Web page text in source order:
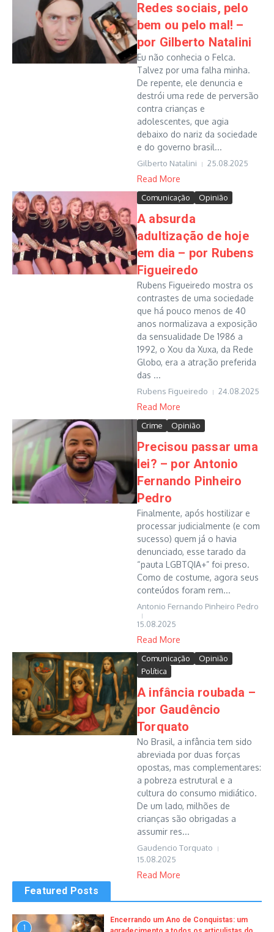
Redes sociais, pelo
bem ou pelo mal! –
por Gilberto Natalini
Eu não conhecia o Felca.
Talvez por uma falha minha.
De repente, ele denuncia e
destrói uma rede de perversão
contra crianças e
adolescentes, que agia
debaixo do nariz da sociedade
e do governo brasil...
Gilberto Natalini 25.08.2025
Read More
Comunicação Opinião
A absurda
adultização de hoje
em dia – por Rubens
Figueiredo
Rubens Figueiredo mostra os
contrastes de uma sociedade
que há pouco menos de 40
anos normalizava a exposição
da sensualidade De 1986 a
1992, o Xou da Xuxa, da Rede
Globo, era a atração preferida
das ...
Rubens Figueiredo 24.08.2025
Read More
Crime Opinião
Precisou passar uma
lei? – por Antonio
Fernando Pinheiro
Pedro
Finalmente, após hostilizar e
processar judicialmente (e com
sucesso) quem já o havia
denunciado, esse tarado da
“pauta LGBTQIA+” foi preso.
Como de costume, agora seus
conteúdos foram rem...
Antonio Fernando Pinheiro Pedro
15.08.2025
Read More
Comunicação
Opinião
Política
A infância roubada –
por Gaudêncio
Torquato
No Brasil, a infância tem sido
abreviada por duas forças
opostas, mas complementares:
a pobreza estrutural e a
cultura do consumo midiático.
De um lado, milhões de
crianças são obrigadas a
assumir res...
Gaudencio Torquato
15.08.2025
Read More
Featured Posts
1
Encerrando um Ano de Conquistas: um